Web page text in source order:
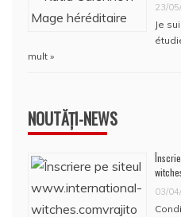
23/
Je
mult »
NOUTĂȚI-NEWS
03/